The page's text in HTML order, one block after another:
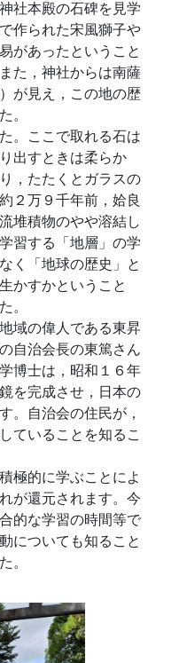
社本殿の石碑を見学
作られた宋風獅子や
があったということ
た，神社からは南薩
が見え，この地の歴
。
。ここで取れる石は
出すときは柔らか
，たたくとガラスの
２万９千年前，姶良
堆積物のやや溶結し
習する「地層」の学
く「地球の歴史」と
かすかということ
。
域の偉人である東昇
自治会長の東篤さん
博士は，昭和１６年
を完成させ，日本の
。自治会の住民が，
ていることを知るこ
極的に学ぶことによ
が還元されます。今
的な学習の時間等で
についても知ること
。